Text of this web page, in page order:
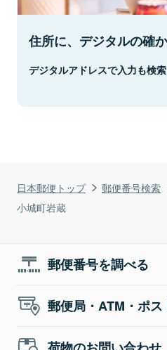
日本郵便トップ 郵便番号検索
小城町岩蔵
住所に、デジタルの確か
デジタルアドレスで入力も検索
郵便番号を調べる
郵便局・ATM・ポ